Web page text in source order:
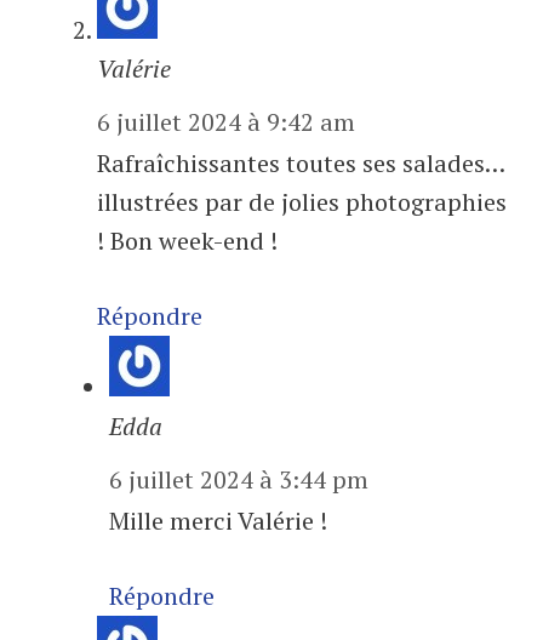
Valérie
6 juillet 2024 à 9:42 am
Rafraîchissantes toutes ses salades…
illustrées par de jolies photographies
! Bon week-end !
Répondre
Edda
6 juillet 2024 à 3:44 pm
Mille merci Valérie !
Répondre